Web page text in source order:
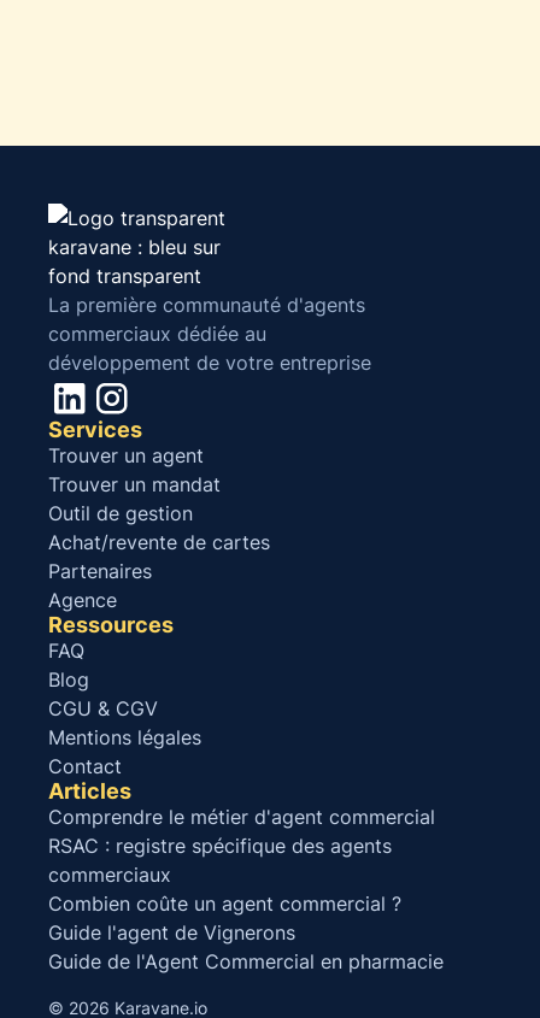
La première communauté d'agents
commerciaux dédiée au
développement de votre entreprise
Services
Trouver un agent
Trouver un mandat
Outil de gestion
Achat/revente de cartes
Partenaires
Agence
Ressources
FAQ
Blog
CGU & CGV
Mentions légales
Contact
Articles
Comprendre le métier d'agent commercial
RSAC : registre spécifique des agents
commerciaux
Combien coûte un agent commercial ?
Guide l'agent de Vignerons
Guide de l'Agent Commercial en pharmacie
© 2026 Karavane.io